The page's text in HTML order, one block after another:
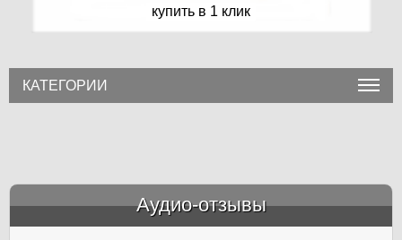
купить в 1 клик
КАТЕГОРИИ
Аудио-отзывы